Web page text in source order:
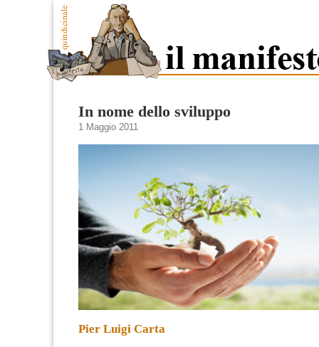
In nome dello sviluppo
1 Maggio 2011
Pier Luigi Carta